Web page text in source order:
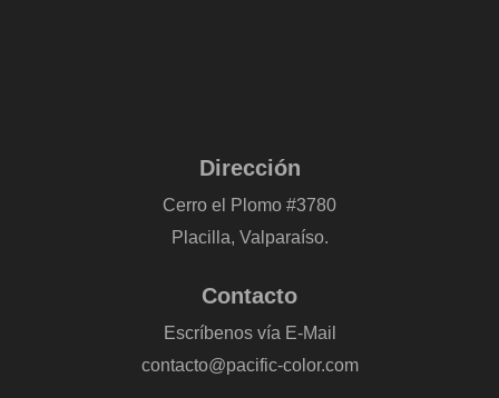
Dirección
Cerro el Plomo #3780
Placilla, Valparaíso.
Contacto
Escríbenos vía E-Mail
contacto@pacific-color.com